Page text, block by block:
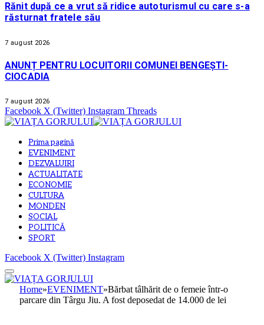
Rănit după ce a vrut să ridice autoturismul cu care s-a
răsturnat fratele său
7 august 2026
ANUNȚ PENTRU LOCUITORII COMUNEI BENGEȘTI-
CIOCADIA
7 august 2026
Facebook X (Twitter) Instagram Threads
Prima pagină
EVENIMENT
DEZVALUIRI
ACTUALITATE
ECONOMIE
CULTURA
MONDEN
SOCIAL
POLITICĂ
SPORT
Facebook X (Twitter) Instagram
Home»EVENIMENT»Bărbat tâlhărit de o femeie într-o
parcare din Târgu Jiu. A fost deposedat de 14.000 de lei